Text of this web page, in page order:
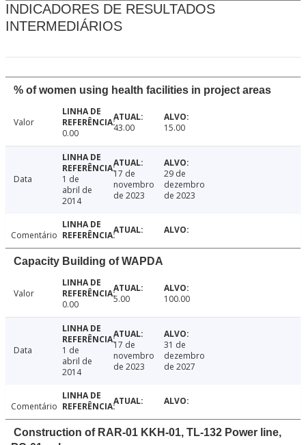
INDICADORES DE RESULTADOS
INTERMEDIÁRIOS
% of women using health facilities in project areas
Valor
0.00
43.00 15.00
Data
1 de
abril de
2014
17 de
novembro
de 2023
29 de
dezembro
de 2023
Comentário
Capacity Building of WAPDA
Valor
0.00
5.00 100.00
Data
1 de
abril de
2014
17 de
novembro
de 2023
31 de
dezembro
de 2027
Comentário
Construction of RAR-01 KKH-01, TL-132 Power line,